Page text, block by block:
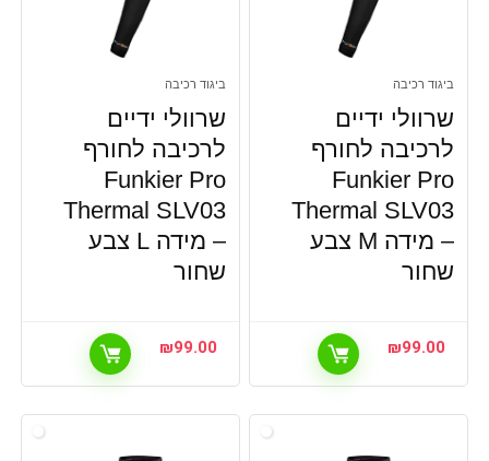
ביגוד רכיבה
שרוולי ידיים
לרכיבה לחורף
Funkier Pro
Thermal SLV03
– מידה M צבע
שחור
₪99.00
ביגוד רכיבה
שרוולי ידיים
לרכיבה לחורף
Funkier Pro
Thermal SLV03
– מידה L צבע
שחור
₪99.00